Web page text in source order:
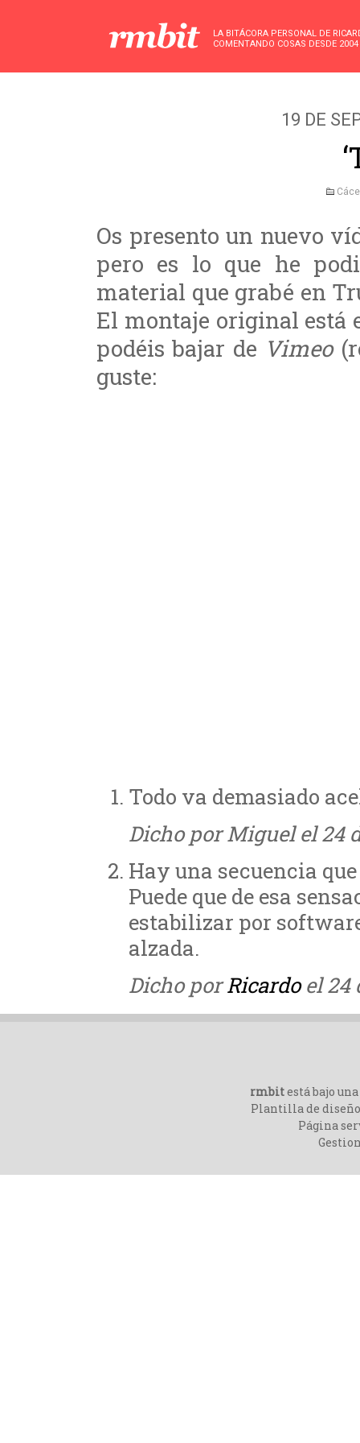
LA BITÁCORA PERSONAL DE
COMENTANDO COSAS DESDE 2004
19 DE
Os presento un nuevo
pero es lo que he
material que grabé en
El montaje original está
podéis bajar de Vimeo
guste:
Todo va demasiado
Dicho por Miguel el 24
Hay una secuencia
Puede que de esa
estabilizar por
alzada.
Dicho porRicardoel 24
rmbitestá bajo una
Plantilla de
Página